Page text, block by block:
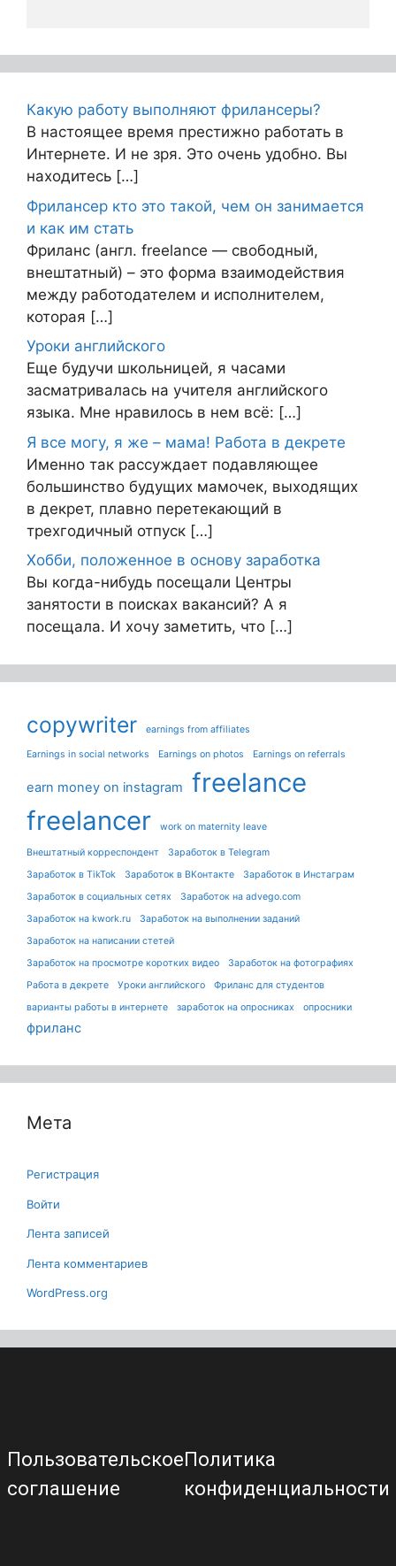
Какую работу выполняют фрилансеры?
В настоящее время престижно работать в
Интернете. И не зря. Это очень удобно. Вы
находитесь […]
Фрилансер кто это такой, чем он занимается
и как им стать
Фриланс (англ. freelance — свободный,
внештатный) – это форма взаимодействия
между работодателем и исполнителем,
которая […]
Уроки английского
Еще будучи школьницей, я часами
засматривалась на учителя английского
языка. Мне нравилось в нем всё: […]
Я все могу, я же – мама! Работа в декрете
Именно так рассуждает подавляющее
большинство будущих мамочек, выходящих
в декрет, плавно перетекающий в
трехгодичный отпуск […]
Хобби, положенное в основу заработка
Вы когда-нибудь посещали Центры
занятости в поисках вакансий? А я
посещала. И хочу заметить, что […]
copywriter earnings from affiliates
Earnings in social networks Earnings on photos Earnings on referrals
earn money on instagram
freelance
freelancer
work on maternity leave
Внештатный корреспондент
Заработок в Telegram
Заработок в TikTok
Заработок в ВКонтакте
Заработок в Инстаграм
Заработок в социальных сетях
Заработок на advego.com
Заработок на kwork.ru
Заработок на выполнении заданий
Заработок на написании стетей
Заработок на просмотре коротких видео
Заработок на фотографиях
Работа в декрете
Уроки английского
Фриланс для студентов
варианты работы в интернете
заработок на опросниках опросники
фриланс
Мета
Регистрация
Войти
Лента записей
Лента комментариев
WordPress.org
Пользовательское
соглашение
Политика
конфиденциальности